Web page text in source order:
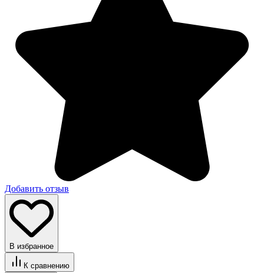
Добавить отзыв
В избранное
К сравнению